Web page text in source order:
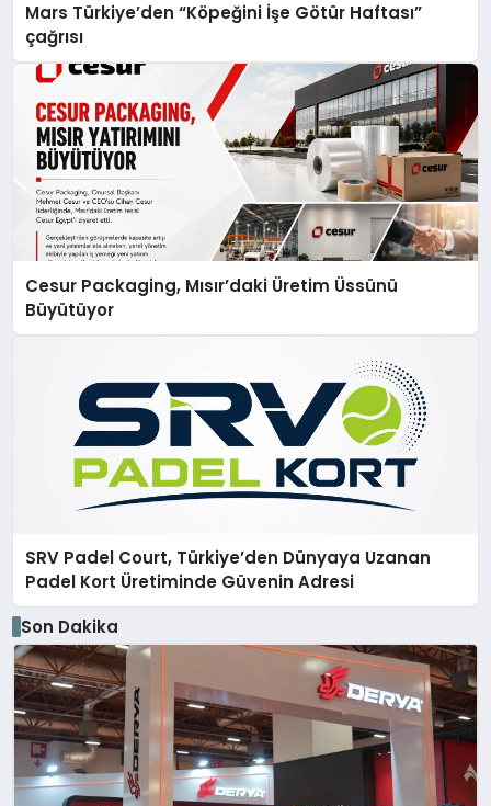
Mars Türkiye’den “Köpeğini İşe Götür Haftası”
çağrısı
Cesur Packaging, Mısır’daki Üretim Üssünü
Büyütüyor
SRV Padel Court, Türkiye’den Dünyaya Uzanan
Padel Kort Üretiminde Güvenin Adresi
Son Dakika